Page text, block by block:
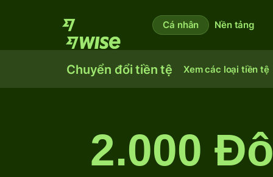
Cá nhân Nền tảng
Chuyển đổi tiền tệ Xem các loại tiền tệ
2.000